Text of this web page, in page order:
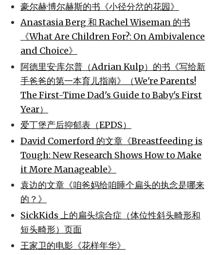
豪尔赫·博尔赫斯的书《小径分岔的花园》
Anastasia Berg 和 Rachel Wiseman 的书
《What Are Children For?: On Ambivalence
and Choice》
阿德里安·库尔普（Adrian Kulp）的书《写给新
手爸爸的第一本育儿指南》（We're Parents!
The First-Time Dad's Guide to Baby's First
Year）
爱丁堡产后抑郁表（EPDS）
David Comerford 的文章《Breastfeeding is
Tough: New Research Shows How to Make
it More Manageable》
袁边的文章《咱爸妈给咱睡个扁头的执念是哪来
的？》
SickKids 上的扁头综合症（体位性斜头畸形和
短头畸形）页面
王家卫的电影《花样年华》